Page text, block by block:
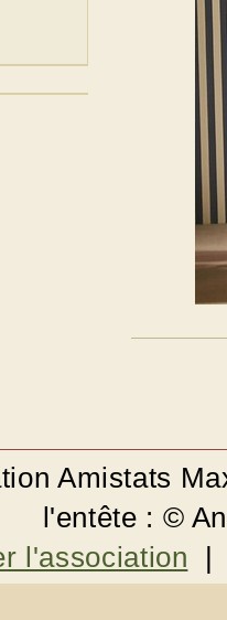
Amistats
l'entête : ©
l'association